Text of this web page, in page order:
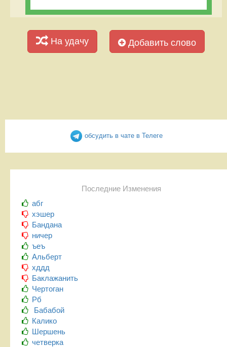
На удачу Добавить слово
обсудить в чате в Телеге
Последние Изменения
абг
хэшер
Бандана
ничер
ъеъ
Альберт
хддд
Баклажанить
Чертоган
Рб
Бабабой
Калико
Шершень
четверка